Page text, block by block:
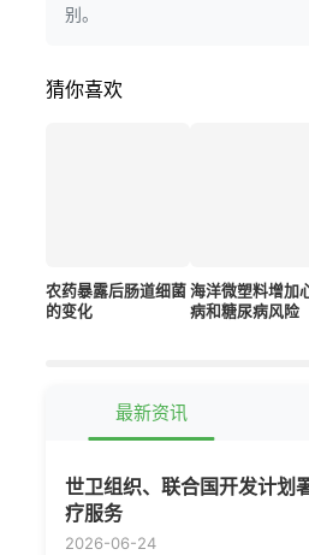
别。
猜你喜欢
农药暴露后肠道细菌
的变化
海洋微塑料增加
病和糖尿病风险
最新资讯
世卫组织、联合国开发计划
疗服务
2026-06-24